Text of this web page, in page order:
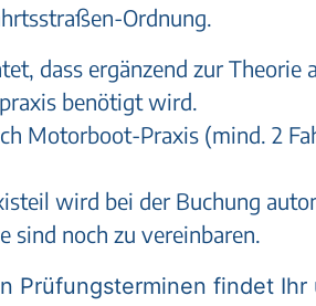
Ordnung.
dass ergänzend zur Theorie
benötigt wird.
Motorboot-Praxis (mind. 2
wird bei der Buchung
sind noch zu vereinbaren.
Prüfungsterminen findet Ihr